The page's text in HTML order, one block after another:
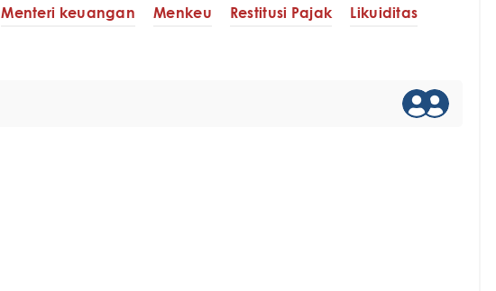
Menteri keuangan Menkeu Restitusi Pajak
Likuiditas